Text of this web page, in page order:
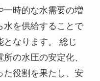
一時的な水需要の増
水を供給することで
となります。 総じ
の水圧の安定化、
た役割を果たし、安